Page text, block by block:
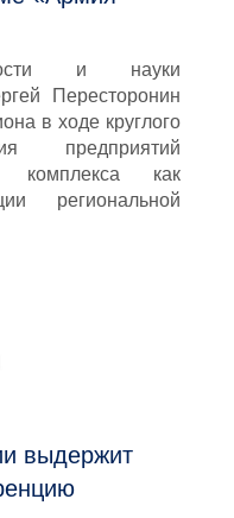
и науки
Пересторонин
в ходе круглого
предприятий
комплекса как
региональной
выдержит